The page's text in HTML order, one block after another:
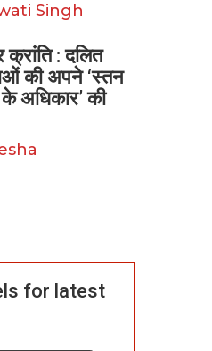
Singh
क्रांति : दलित
की अपने ‘स्तन
अधिकार’ की
for latest